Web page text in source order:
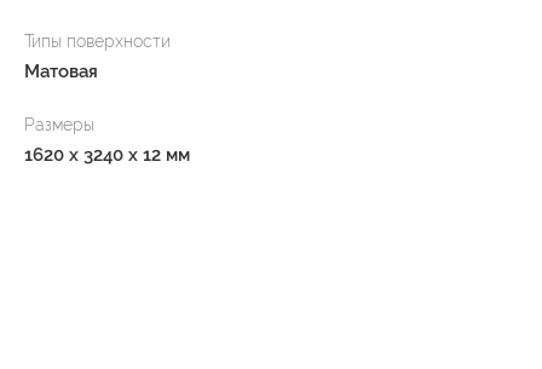
Типы поверхности
Матовая
Размеры
1620 x 3240 x 12 мм